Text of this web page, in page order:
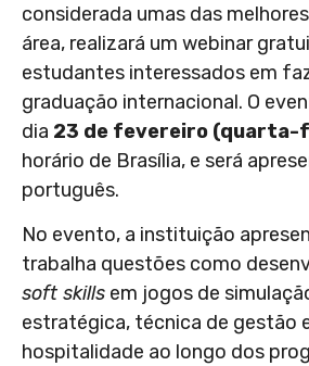
considerada umas das
área, realizará um webinar
estudantes interessados em
graduação internacional. O
dia 23 de fevereiro (quarta-
horário de Brasília, e será
português.
No evento, a instituição
trabalha questões como
soft skills em jogos de
estratégica, técnica de gestão
hospitalidade ao longo dos